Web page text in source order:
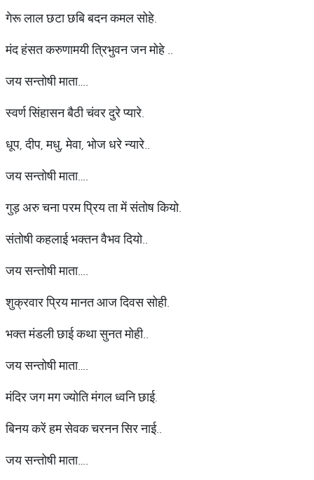
गेरू लाल छटा छबि बदन कमल सोहे.
मंद हंसत करुणामयी त्रिभुवन जन मोहे ..
जय सन्तोषी माता….
स्वर्ण सिंहासन बैठी चंवर दुरे प्यारे.
धूप, दीप, मधु, मेवा, भोज धरे न्यारे..
जय सन्तोषी माता….
गुड़ अरु चना परम प्रिय ता में संतोष कियो.
संतोषी कहलाई भक्तन वैभव दियो..
जय सन्तोषी माता….
शुक्रवार प्रिय मानत आज दिवस सोही.
भक्त मंडली छाई कथा सुनत मोही..
जय सन्तोषी माता….
मंदिर जग मग ज्योति मंगल ध्वनि छाई.
बिनय करें हम सेवक चरनन सिर नाई..
जय सन्तोषी माता….